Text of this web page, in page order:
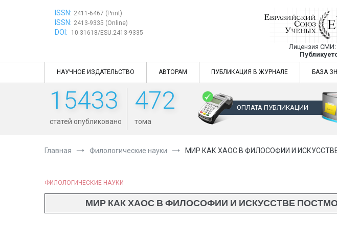
ISSN: 2411-6467 (Print)
ISSN: 2413-9335 (Online)
DOI: 10.31618/ESU.2413-9335
ЕвразийскийЛицензия СМИ:
Евразийский Союз Ученых —
НАУЧНОЕ ИЗДАТЕЛЬСТВО АВТОРАМ ПУБЛИКАЦИЯ В ЖУРНАЛЕ БАЗА
15433
статей опубликовано
472
тома
ОПЛАТА ПУБЛИКАЦИИ
Главная Филологические науки МИР КАК ХАОС В ФИЛОСОФИИ И
ФИЛОЛОГИЧЕСКИЕ НАУКИ
МИР КАК ХАОС В ФИЛОСОФИИ И ИСКУССТВЕ